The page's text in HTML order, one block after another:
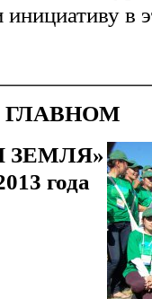
в
ГЛАВНОМ
ЗЕМЛЯ»
года